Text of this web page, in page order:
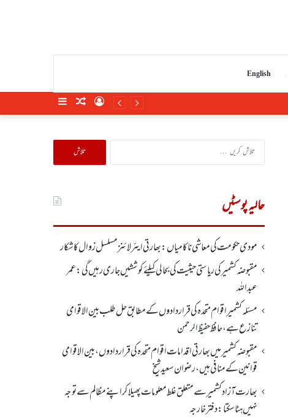
English
SidebarRandomLog
تلاش
کریں
حالیہ پوسٹیں
مودی حکومت کی معاشی ناکامیاں: بھارتی ایئرلائنز مسلسل زوال کا شکار
مقبوضہ کشمیر کی ریاستی حیثیت کی بحالی کیلئے کوششیں جاری رہیں گی: عمر
عبداللہ
مسئلہ کشمیر اقوام متحدہ کی قراردادوں کے مطابق حل طلب بین الاقوامی
تنازع ہے، حافظ حفیظ الرحمن
مقبوضہ کشمیر میں بھارتی اقدامات اقوام متحدہ کی قراردادوں، بین الاقوامی
قوانین کے منافی ہیں،رضوان سعید شیخ
بھارت آزاد کشمیر سے متعلق غلط معلومات پھیلا کر اپنے مظالم سے توجہ
نہیں ہٹا سکتا: دفتر خارجہ